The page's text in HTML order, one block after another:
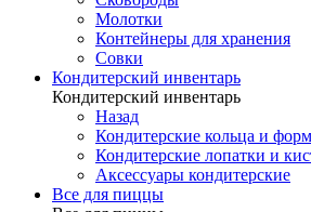
Молотки
Контейнеры для хранения
Совки
Кондитерский инвентарь
Кондитерский инвентарь
Назад
Кондитерские кольца и
Кондитерские лопатки и
Аксессуары кондитерские
Все для пиццы